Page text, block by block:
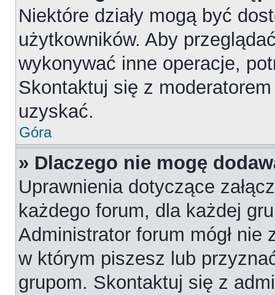
Niektóre działy mogą być
użytkowników. Aby
wykonywać inne operacje,
Skontaktuj się z
uzyskać.
Góra
» Dlaczego nie mogę
Uprawnienia dotyczące
każdego forum, dla każdej
Administrator forum mógł nie
w którym piszesz lub
grupom. Skontaktuj się z